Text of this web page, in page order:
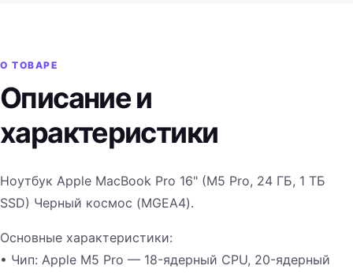
О ТОВАРЕ
Описание и
характеристики
Ноутбук Apple MacBook Pro 16" (M5 Pro, 24 ГБ, 1 ТБ
SSD) Черный космос (MGEA4).
Основные характеристики:
• Чип: Apple M5 Pro — 18-ядерный CPU, 20-ядерный